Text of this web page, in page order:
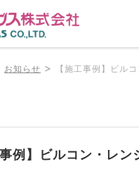
お知らせ >
【施工事例】ビル
事例】ビルコン・レン